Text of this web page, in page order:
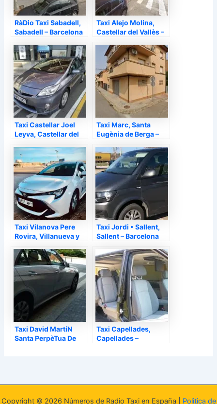
RàDio Taxi Sabadell,
Sabadell – Barcelona
Taxi Alejo Molina,
Castellar del Vallès –
Taxi Castellar Joel
Leyva, Castellar del
Taxi Marc, Santa
Eugènia de Berga –
Taxi Vilanova Pere
Rovira, Villanueva y
Taxi Jordi • Sallent,
Sallent – Barcelona
Taxi David MartíN
Santa PerpèTua De
Taxi Capellades,
Capellades –
Copyright © 2026 Números de Radio Taxi en España | Politica de